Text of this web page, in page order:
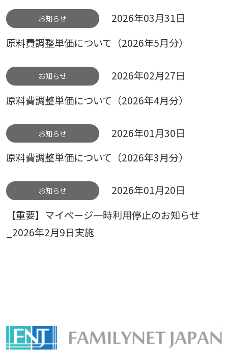
お知らせ
2026年03月31日
原料費調整単価について（2026年5月分）
お知らせ
2026年02月27日
原料費調整単価について（2026年4月分）
お知らせ
2026年01月30日
原料費調整単価について（2026年3月分）
お知らせ
2026年01月20日
【重要】マイページ一時利用停止のお知らせ
_2026年2月9日実施